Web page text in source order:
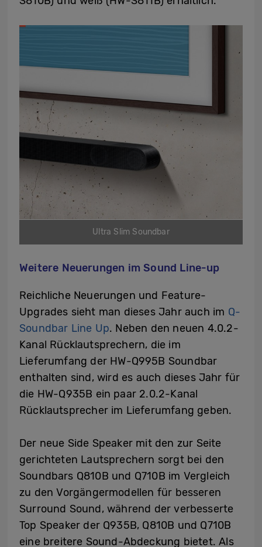
Ultra Slim Soundbar
Weitere Neuerungen im Sound Line-up
Reichliche Neuerungen und Feature-
Upgrades sieht man dieses Jahr auch im Q-
Soundbar Line Up. Neben den neuen 4.0.2-
Kanal Rücklautsprechern, die im
Lieferumfang der HW-Q995B Soundbar
enthalten sind, wird es auch dieses Jahr für
die HW-Q935B ein paar 2.0.2-Kanal
Rücklautsprecher im Lieferumfang geben.
Der neue Side Speaker mit den zur Seite
gerichteten Lautsprechern sorgt bei den
Soundbars Q810B und Q710B im Vergleich
zu den Vorgängermodellen für besseren
Surround Sound, während der verbesserte
Top Speaker der Q935B, Q810B und Q710B
eine breitere Sound-Abdeckung bietet. Als